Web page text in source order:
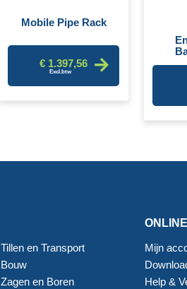
Mobile Pipe Rack
€ 1.397,56
Tillen en Transport
Bouw
Zagen en Boren
Mijn
Help &